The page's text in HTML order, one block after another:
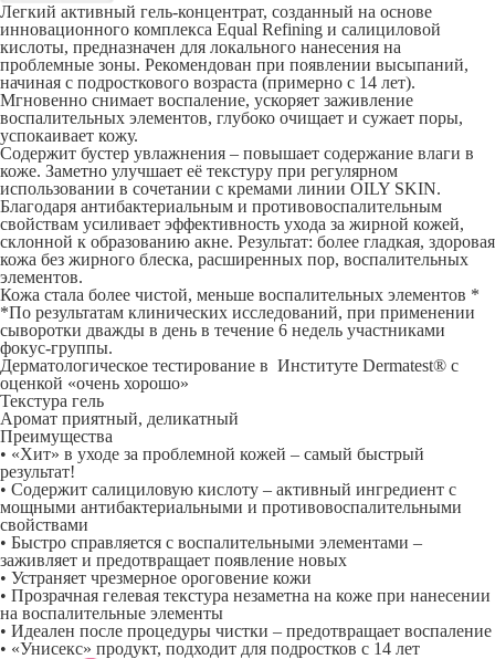
Легкий активный гель-концентрат, созданный на основе
инновационного комплекса Equal Refining и салициловой
кислоты, предназначен для локального нанесения на
проблемные зоны. Рекомендован при появлении высыпаний,
начиная с подросткового возраста (примерно с 14 лет).
Мгновенно снимает воспаление, ускоряет заживление
воспалительных элементов, глубоко очищает и сужает поры,
успокаивает кожу.
Содержит бустер увлажнения – повышает содержание влаги в
коже. Заметно улучшает её текстуру при регулярном
использовании в сочетании с кремами линии OILY SKIN.
Благодаря антибактериальным и противовоспалительным
свойствам усиливает эффективность ухода за жирной кожей,
склонной к образованию акне. Результат: более гладкая, здоровая
кожа без жирного блеска, расширенных пор, воспалительных
элементов.
Кожа стала более чистой, меньше воспалительных элементов *
*По результатам клинических исследований, при применении
сыворотки дважды в день в течение 6 недель участниками
фокус-группы.
Дерматологическое тестирование в Институте Dermatest® с
оценкой «очень хорошо»
Текстура гель
Аромат приятный, деликатный
Преимущества
• «Хит» в уходе за проблемной кожей – самый быстрый
результат!
• Содержит салициловую кислоту – активный ингредиент с
мощными антибактериальными и противовоспалительными
свойствами
• Быстро справляется с воспалительными элементами –
заживляет и предотвращает появление новых
• Устраняет чрезмерное ороговение кожи
• Прозрачная гелевая текстура незаметна на коже при нанесении
на воспалительные элементы
• Идеален после процедуры чистки – предотвращает воспаление
• «Унисекс» продукт, подходит для подростков с 14 лет